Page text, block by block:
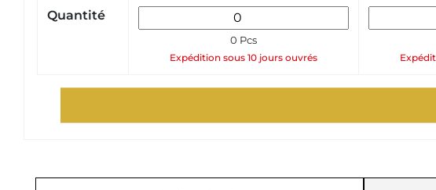
Quantité
0 Pcs
Expédition sous 10 jours ouvrés